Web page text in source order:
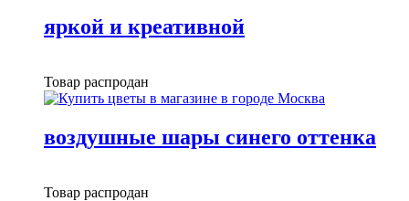
яркой и креативной
Товар распродан
воздушные шары синего оттенка
Товар распродан